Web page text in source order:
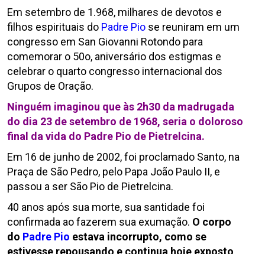
Em setembro de 1.968, milhares de devotos e
filhos espirituais do Padre Pio se reuniram em um
congresso em San Giovanni Rotondo para
comemorar o 50o, aniversário dos estigmas e
celebrar o quarto congresso internacional dos
Grupos de Oração.
Ninguém imaginou que às 2h30 da madrugada
do dia 23 de setembro de 1968, seria o doloroso
final da vida do Padre Pio de Pietrelcina.
Em 16 de junho de 2002, foi proclamado Santo, na
Praça de São Pedro, pelo Papa João Paulo II, e
passou a ser São Pio de Pietrelcina.
40 anos após sua morte, sua santidade foi
confirmada ao fazerem sua exumação. O corpo
do Padre Pio estava incorrupto, como se
estivesse repousando e continua hoje exposto